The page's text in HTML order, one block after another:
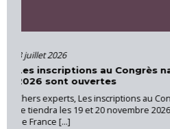
qui
16 juin 2026
Actions et formations – Cour
Provence
La CNEJI a organisé le 28 mai 2026,
Cannet des Maures, sous la
expert près [...]